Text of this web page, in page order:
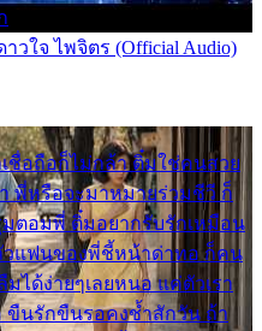
าวใจ ไพจิตร (Official Audio)
ชื่อถือก็ไม่กล้า ติ๋มใช่คนสวย
พี่หรือจะมาหมายร่วมชีวี ก็
ตอมพี่ ติ๋มอยากรับรักเหมือน
วแฟนของพี่ชี้หน้าด่าทอ ก็คน
ได้ง่ายๆเลยหนอ แค่ตัวเรา
นรักขืนรอคงช้ำสักวัน ถ้า